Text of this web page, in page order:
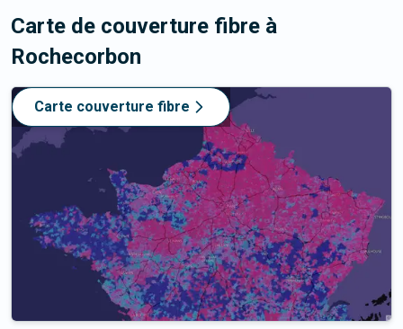
Carte de couverture fibre à
Rochecorbon
Carte couverture fibre